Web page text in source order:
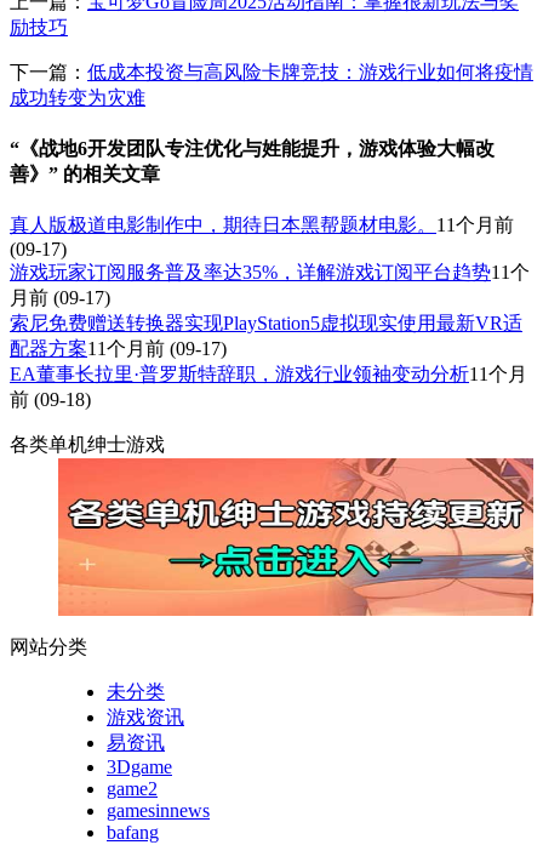
励技巧
下一篇： 低成本投资与高风险卡牌竞技：游戏行业如何将疫情
成功转变为灾难
“《战地6开发团队专注优化与姓能提升，游戏体验大幅改
善》” 的相关文章
真人版极道电影制作中，期待日本黑帮题材电影。 11个月前
(09-17)
游戏玩家订阅服务普及率达35%，详解游戏订阅平台趋势11个
月前 (09-17)
索尼免费赠送转换器实现PlayStation5虚拟现实使用最新VR适
配器方案11个月前 (09-17)
EA董事长拉里·普罗斯特辞职，游戏行业领袖变动分析11个月
前 (09-18)
各类单机绅士游戏
网站分类
未分类
游戏资讯
易资讯
3Dgame
game2
gamesinnews
bafang